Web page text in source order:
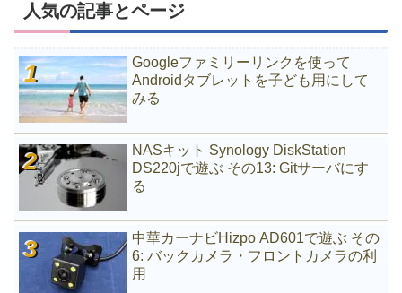
人気の記事とページ
Googleファミリーリンクを使って
Androidタブレットを子ども用にして
みる
NASキット Synology DiskStation
DS220jで遊ぶ その13: Gitサーバにす
る
中華カーナビHizpo AD601で遊ぶ その
6: バックカメラ・フロントカメラの利
用